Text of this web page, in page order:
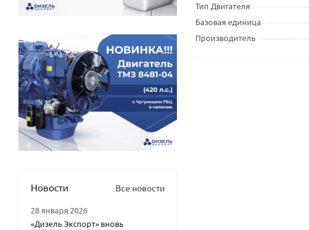
Тип Двигателя
Базовая единица
Производитель
Новости Все новости
28 января 2026
«Дизель Экспорт» вновь